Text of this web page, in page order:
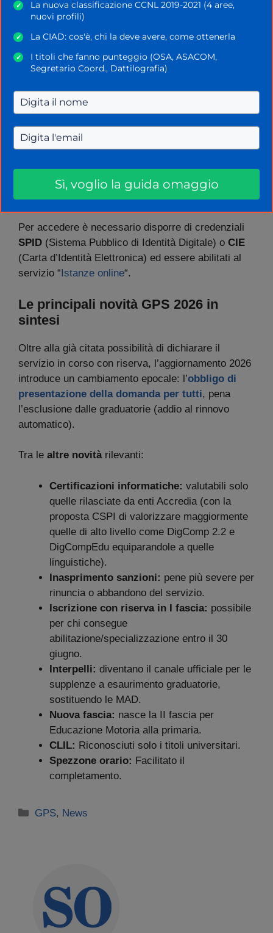
Da tenere presente, tuttavia, che eventuali
di natura penale.
Modalità di presentazione dell’istanza
Gli aspiranti dovranno presentare l’istanza
esclusivamente attraverso il Portale Unico del
Reclutamento (inPA), raggiungibile all’indirizzo
www.inpa.gov.it.
Per accedere è necessario disporre di credenziali
SPID (Sistema Pubblico di Identità Digitale) o CIE
(Carta d’Identità Elettronica) ed essere abilitati al
servizio “ Istanze online“.
Le principali novità GPS 2026 in
sintesi
Oltre alla già citata possibilità di dichiarare il
servizio in corso con riserva, l’aggiornamento 2026
introduce un cambiamento epocale: l’obbligo di
presentazione della domanda per tutti, pena
l’esclusione dalle graduatorie (addio al rinnovo
automatico).
Tra le altre novitàrilevanti:
Certificazioni informatiche: valutabili solo
quelle rilasciate da enti Accredia (con la
proposta CSPI di valorizzare maggiormente
quelle di alto livello come DigComp 2.2 e
DigCompEdu equiparandole a quelle
linguistiche).
Inasprimento sanzioni: pene più severe per
rinuncia o abbandono del servizio.
Iscrizione con riserva in I fascia: possibile
per chi consegue
abilitazione/specializzazione entro il 30
giugno.
Interpelli: diventano il canale ufficiale per le
supplenze a esaurimento graduatorie,
sostituendo le MAD.
Nuova fascia: nasce la II fascia per
Educazione Motoria alla primaria.
CLIL: Riconosciuti solo i titoli universitari.
Spezzone orario: Facilitato il
completamento.
Categorie
GPS, News
✓
La nuova classificazione CCNL 2019-2021 (4 aree,
nuovi profili)
✓ La CIAD: cos'è, chi la deve avere, come ottenerla
✓
I titoli che fanno punteggio (OSA, ASACOM,
Segretario Coord., Dattilografia)
Sì, voglio la guida omaggio